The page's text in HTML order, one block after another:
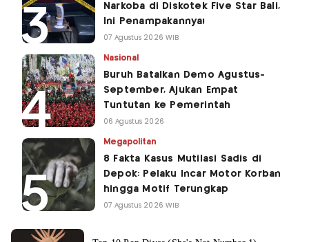
Narkoba di Diskotek Five Star Bali,
Ini Penampakannya!
07 Agustus 2026 WIB
Nasional
Buruh Batalkan Demo Agustus-
September, Ajukan Empat
Tuntutan ke Pemerintah
06 Agustus 2026
Megapolitan
8 Fakta Kasus Mutilasi Sadis di
Depok: Pelaku Incar Motor Korban
hingga Motif Terungkap
07 Agustus 2026 WIB